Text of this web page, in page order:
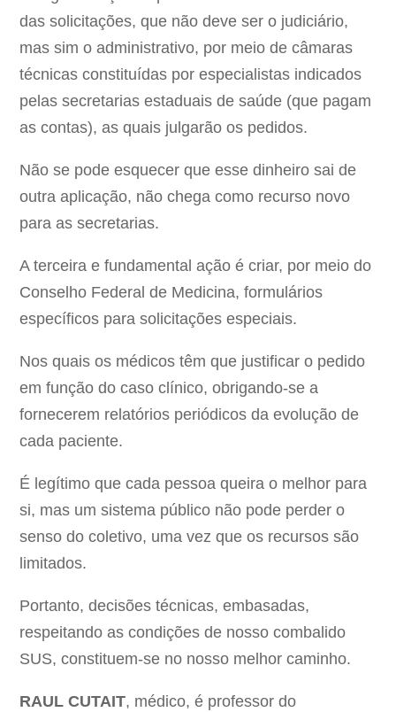
das solicitações, que não deve ser o judiciário,
mas sim o administrativo, por meio de câmaras
técnicas constituídas por especialistas indicados
pelas secretarias estaduais de saúde (que pagam
as contas), as quais julgarão os pedidos.
Não se pode esquecer que esse dinheiro sai de
outra aplicação, não chega como recurso novo
para as secretarias.
A terceira e fundamental ação é criar, por meio do
Conselho Federal de Medicina, formulários
específicos para solicitações especiais.
Nos quais os médicos têm que justificar o pedido
em função do caso clínico, obrigando-se a
fornecerem relatórios periódicos da evolução de
cada paciente.
É legítimo que cada pessoa queira o melhor para
si, mas um sistema público não pode perder o
senso do coletivo, uma vez que os recursos são
limitados.
Portanto, decisões técnicas, embasadas,
respeitando as condições de nosso combalido
SUS, constituem-se no nosso melhor caminho.
RAUL CUTAIT, médico, é professor do